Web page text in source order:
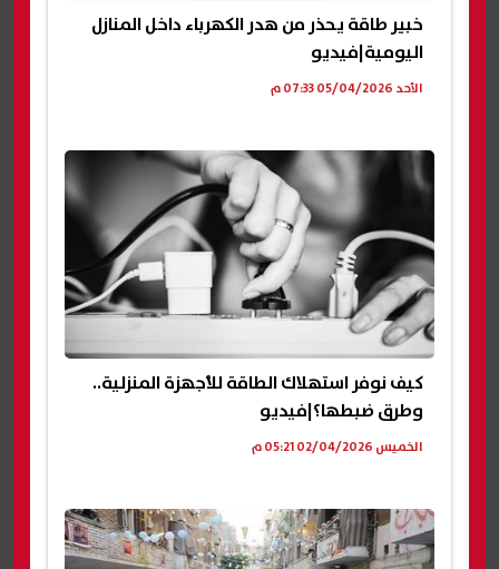
خبير طاقة يحذر من هدر الكهرباء داخل المنازل
اليومية|فيديو
الأحد 05/04/2026 07:33 م
كيف نوفر استهلاك الطاقة للأجهزة المنزلية..
وطرق ضبطها؟|فيديو
الخميس 02/04/2026 05:21 م